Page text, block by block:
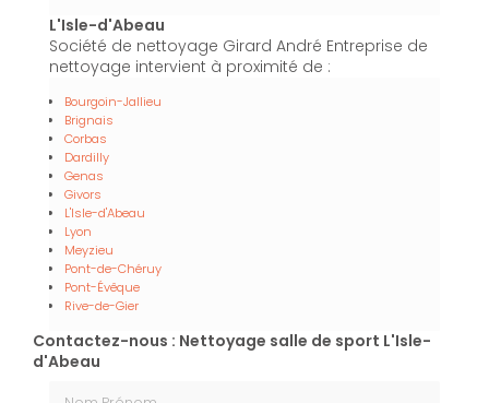
L'Isle-d'Abeau
Société de nettoyage Girard André Entreprise de
nettoyage intervient à proximité de :
Bourgoin-Jallieu
Brignais
Corbas
Dardilly
Genas
Givors
L'Isle-d'Abeau
Lyon
Meyzieu
Pont-de-Chéruy
Pont-Évêque
Rive-de-Gier
Contactez-nous : Nettoyage salle de sport L'Isle-
d'Abeau